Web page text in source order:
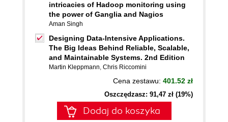
intricacies of Hadoop monitoring using
the power of Ganglia and Nagios
Aman Singh
Designing Data-Intensive Applications.
The Big Ideas Behind Reliable, Scalable,
and Maintainable Systems. 2nd Edition
Martin Kleppmann, Chris Riccomini
Cena zestawu: 401.52 zł
Oszczędzasz: 91,47 zł (19%)
Dodaj do koszyka